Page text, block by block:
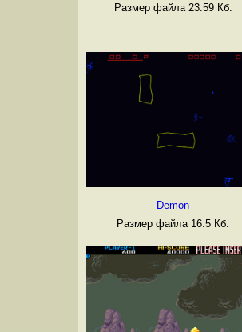
Размер файла 23.59 Кб.
Demon
Размер файла 16.5 Кб.